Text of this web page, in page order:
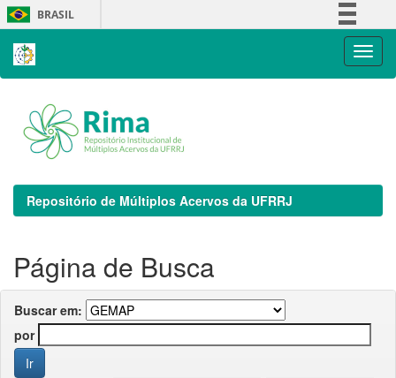
Skip
navigation
BRASIL
Repositório de Múltiplos Acervos da UFRRJ
Página de Busca
Buscar em:
por